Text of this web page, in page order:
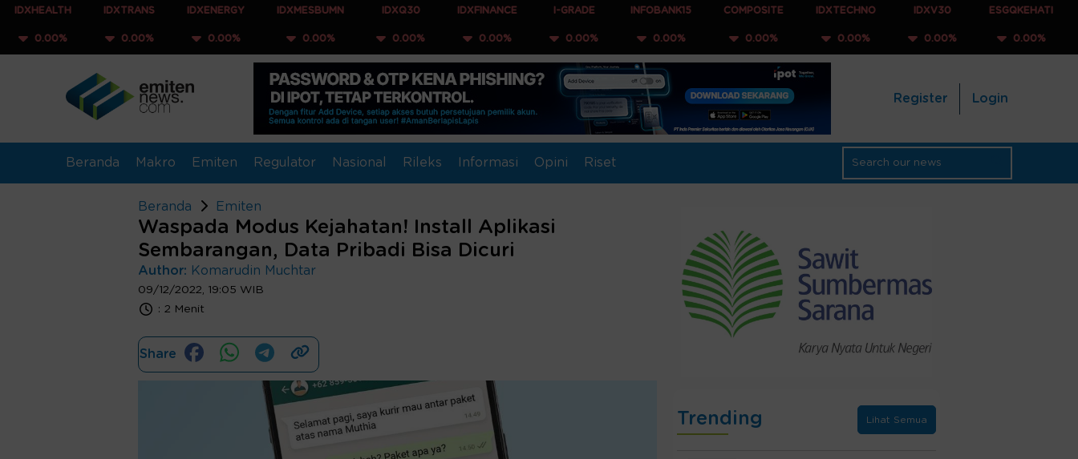
IDXTRANS
0.00%
IDXENERGY
0.00%
IDXMESBUMN
0.00%
IDXQ30
0.00%
IDXFINANCE
0.00%
I-GRADE
0.00%
INFOBANK15
0.00%
COMPOSITE
0.00%
IDXTECHNO
0.00%
IDXV30
0.00%
ESGQKEHATI
0.00%
Register Login
Beranda Makro Emiten Regulator Nasional Rileks Informasi Opini Riset
Beranda Emiten
Waspada Modus Kejahatan! Install Aplikasi
Sembarangan, Data Pribadi Bisa Dicuri
Author: Komarudin Muchtar
09/12/2022, 19:05 WIB
: 2 Menit
Share
Trending Lihat Semua